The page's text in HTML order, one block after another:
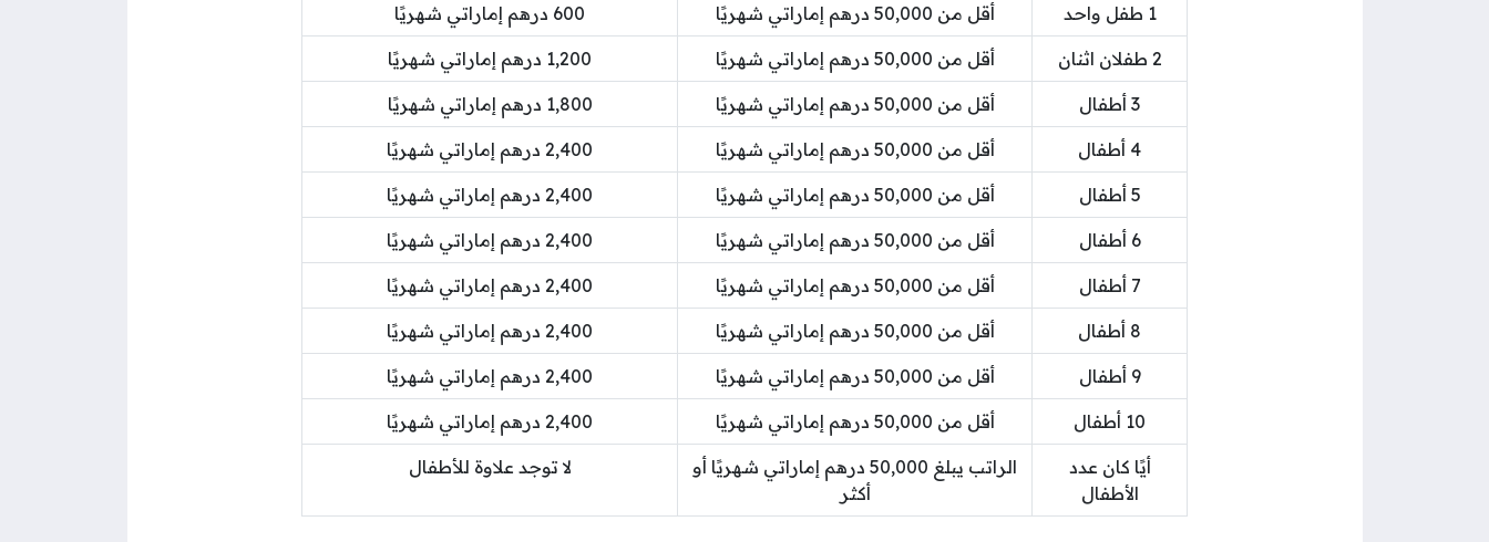
1 طفل واحد أقل من 50,000 درهم إماراتي شهريًا 600 درهم إماراتي شهريًا
2 طفلان اثنان أقل من 50,000 درهم إماراتي شهريًا 1,200 درهم إماراتي شهريًا
3 أطفال أقل من 50,000 درهم إماراتي شهريًا 1,800 درهم إماراتي شهريًا
4 أطفال أقل من 50,000 درهم إماراتي شهريًا 2,400 درهم إماراتي شهريًا
5 أطفال أقل من 50,000 درهم إماراتي شهريًا 2,400 درهم إماراتي شهريًا
6 أطفال أقل من 50,000 درهم إماراتي شهريًا 2,400 درهم إماراتي شهريًا
7 أطفال أقل من 50,000 درهم إماراتي شهريًا 2,400 درهم إماراتي شهريًا
8 أطفال أقل من 50,000 درهم إماراتي شهريًا 2,400 درهم إماراتي شهريًا
9 أطفال أقل من 50,000 درهم إماراتي شهريًا 2,400 درهم إماراتي شهريًا
10 أطفال أقل من 50,000 درهم إماراتي شهريًا 2,400 درهم إماراتي شهريًا
أيًا كان عدد
الأطفال
الراتب يبلغ 50,000 درهم إماراتي شهريًا أو
أكثر
لا توجد علاوة للأطفال